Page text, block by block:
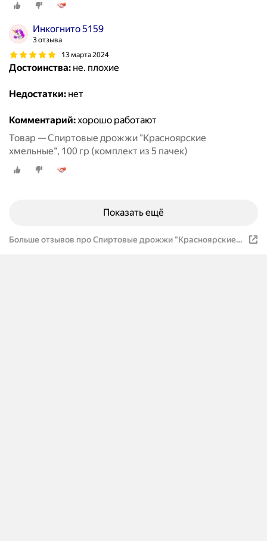
Инкогнито 5159
3 отзыва
13 марта 2024
Достоинства: не. плохие
Недостатки: нет
Комментарий:хорошо работают
Товар — Спиртовые дрожжи "Красноярские
хмельные", 100 гр (комплект из 5 пачек)
Показать ещё
Больше отзывов про Спиртовые дрожжи "Красноярские